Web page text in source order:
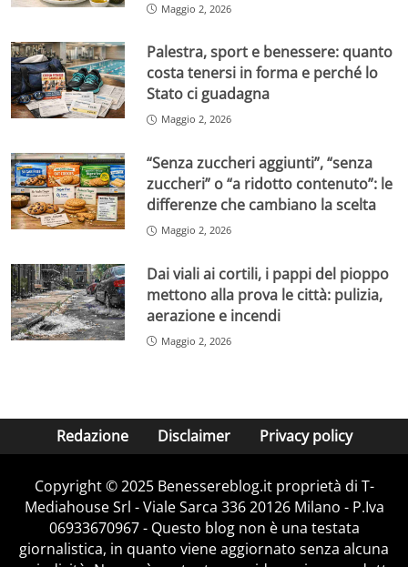
Maggio 2, 2026
Palestra, sport e benessere: quanto
costa tenersi in forma e perché lo
Stato ci guadagna
Maggio 2, 2026
“Senza zuccheri aggiunti”, “senza
zuccheri” o “a ridotto contenuto”: le
differenze che cambiano la scelta
Maggio 2, 2026
Dai viali ai cortili, i pappi del pioppo
mettono alla prova le città: pulizia,
aerazione e incendi
Maggio 2, 2026
Redazione Disclaimer Privacy policy
Copyright © 2025 Benessereblog.it proprietà di T-
Mediahouse Srl - Viale Sarca 336 20126 Milano - P.Iva
06933670967 - Questo blog non è una testata
giornalistica, in quanto viene aggiornato senza alcuna